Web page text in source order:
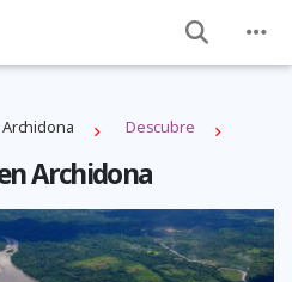
Archidona Descubre
Archidona